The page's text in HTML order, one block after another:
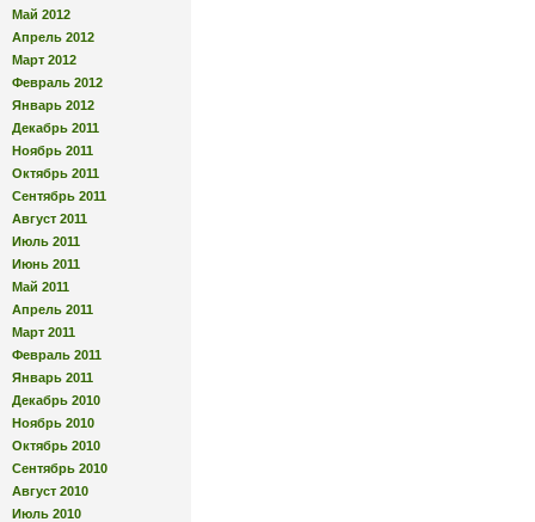
Май 2012
Апрель 2012
Март 2012
Февраль 2012
Январь 2012
Декабрь 2011
Ноябрь 2011
Октябрь 2011
Сентябрь 2011
Август 2011
Июль 2011
Июнь 2011
Май 2011
Апрель 2011
Март 2011
Февраль 2011
Январь 2011
Декабрь 2010
Ноябрь 2010
Октябрь 2010
Сентябрь 2010
Август 2010
Июль 2010